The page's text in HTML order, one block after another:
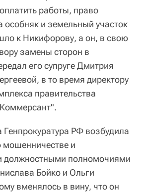
работы, право
особняк и земельный участок
к Никифорову, а он, в свою
замены сторон в
его супруге Дмитрия
в то время директору
правительства
РФ возбудила
мошенничестве и
должностными полномочиями
Бойко и Ольги
вменялось в вину, что он